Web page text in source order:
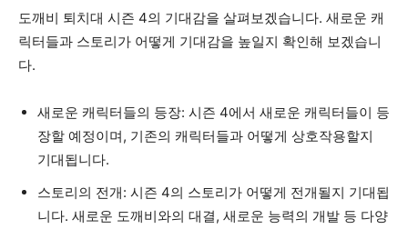
도깨비 퇴치대 시즌 4의 기대감을 살펴보겠습니다. 새로운 캐
릭터들과 스토리가 어떻게 기대감을 높일지 확인해 보겠습니
다.
새로운 캐릭터들의 등장: 시즌 4에서 새로운 캐릭터들이 등
장할 예정이며, 기존의 캐릭터들과 어떻게 상호작용할지
기대됩니다.
스토리의 전개: 시즌 4의 스토리가 어떻게 전개될지 기대됩
니다. 새로운 도깨비와의 대결, 새로운 능력의 개발 등 다양